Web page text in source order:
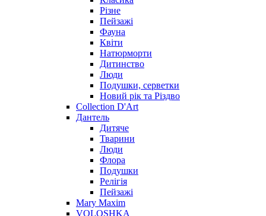
Різне
Пейзажі
Фауна
Квіти
Натюрморти
Дитинство
Люди
Подушки, серветки
Новий рік та Різдво
Collection D'Art
Дантель
Дитяче
Тварини
Люди
Флора
Подушки
Релігія
Пейзажі
Mary Maxim
VOLOSHKA